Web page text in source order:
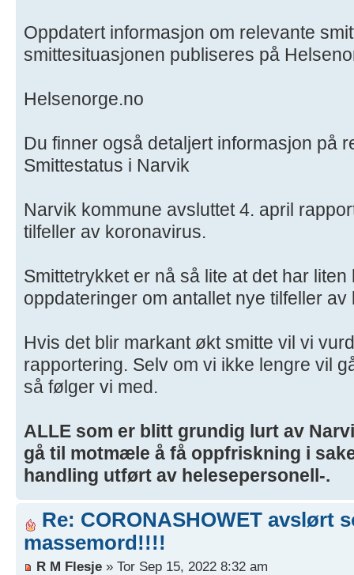
Oppdatert informasjon om relevante
smittesituasjonen publiseres på
Helsenorge.no
Du finner også detaljert informasjon på
Smittestatus i Narvik
Narvik kommune avsluttet 4. april
tilfeller av koronavirus.
Smittetrykket er nå så lite at det har
oppdateringer om antallet nye tilfeller
Hvis det blir markant økt smitte vil vi
rapportering. Selv om vi ikke lengre vil
så følger vi med.
ALLE som er blitt grundig lurt av
gå til motmæle å få oppfriskning i
handling utført av helesepersonell-.
Re: CORONASHOWET avslørt
massemord!!!!
R M Flesje » Tor Sep 15, 2022 8:32 am